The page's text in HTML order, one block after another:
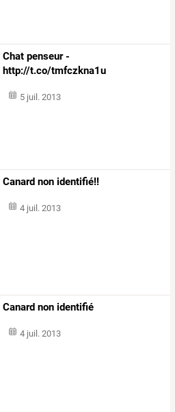
Chat penseur -
http://t.co/tmfczkna1u
5 juil. 2013
Canard non identifié!!
4 juil. 2013
Canard non identifié
4 juil. 2013